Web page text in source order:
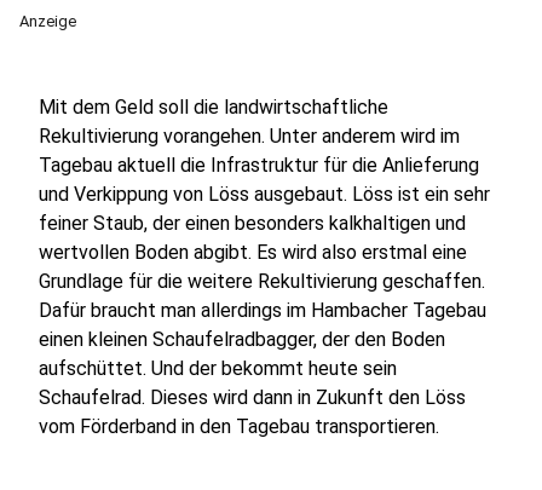
Anzeige
Mit dem Geld soll die landwirtschaftliche
Rekultivierung vorangehen. Unter anderem wird im
Tagebau aktuell die Infrastruktur für die Anlieferung
und Verkippung von Löss ausgebaut. Löss ist ein sehr
feiner Staub, der einen besonders kalkhaltigen und
wertvollen Boden abgibt. Es wird also erstmal eine
Grundlage für die weitere Rekultivierung geschaffen.
Dafür braucht man allerdings im Hambacher Tagebau
einen kleinen Schaufelradbagger, der den Boden
aufschüttet. Und der bekommt heute sein
Schaufelrad. Dieses wird dann in Zukunft den Löss
vom Förderband in den Tagebau transportieren.